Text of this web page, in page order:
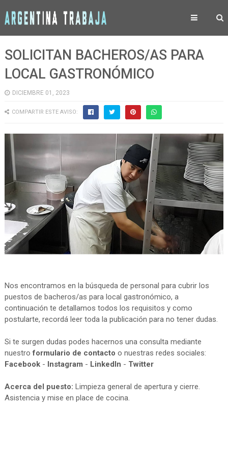
SOLICITAN BACHEROS/AS PARA
LOCAL GASTRONÓMICO
DICIEMBRE 01, 2023
COMPARTIR ESTE AVISO:
Nos encontramos en la búsqueda de personal para cubrir los
puestos de bacheros/as para local gastronómico, a
continuación te detallamos todos los requisitos y como
postularte, recordá leer toda la publicación para no tener dudas.
Si te surgen dudas podes hacernos una consulta mediante
nuestroformulario de contacto o nuestras redes sociales:
Facebook- Instagram - LinkedIn - Twitter
Acerca del puesto: Limpieza general de apertura y cierre.
Asistencia y mise en place de cocina.